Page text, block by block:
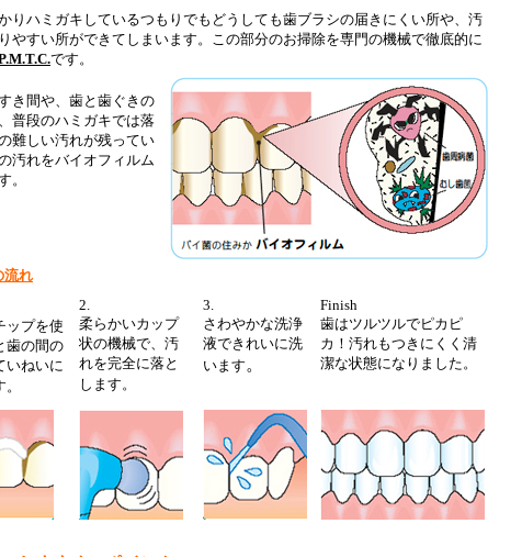
りハミガキしているつもりでもどうしても歯ブラシの届きにくい所や、汚
やすい所ができてしまいます。この部分のお掃除を専門の機械で徹底的に
です。
き間や、歯と歯ぐきの
普段のハミガキでは落
難しい汚れが残ってい
汚れをバイオフィルム
。
流れ
ップを使
歯の間の
いねいに
2.
柔らかいカップ
状の機械で、汚
れを完全に落と
します。
3.
さわやかな洗浄
液できれいに洗
います 。
Finish
歯はツルツルでピカピ
カ！汚れもつきにくく清
潔な状態になりました。